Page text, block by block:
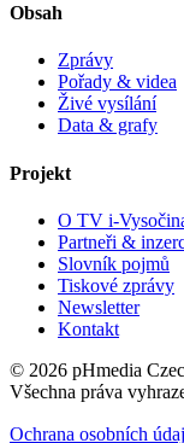
Obsah
Zprávy
Pořady & videa
Živé vysílání
Data & grafy
Projekt
O TV i-
Partneři &
Slovník pojmů
Tiskové zprávy
Newsletter
Kontakt
© 2026 pHmedia
Všechna práva
Ochrana osobních